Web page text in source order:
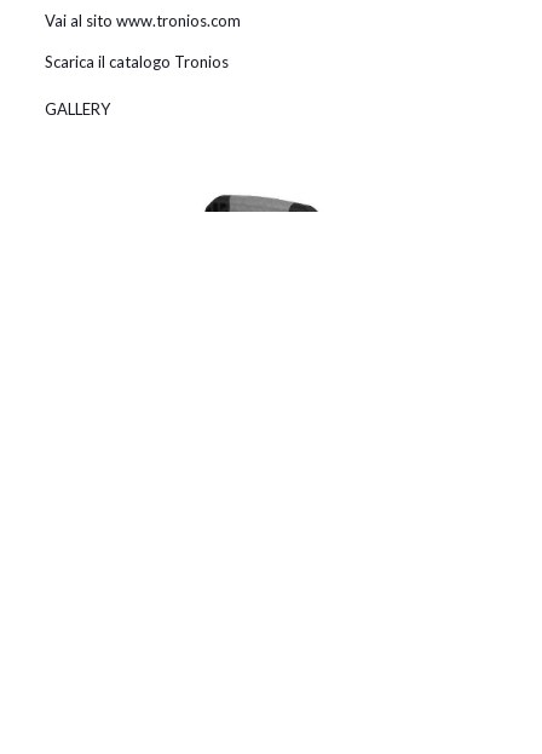
Vai al sito www.tronios.com
Scarica il catalogo Tronios
GALLERY